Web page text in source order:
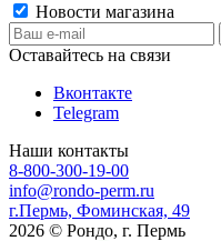
Новости магазина
Оставайтесь на связи
Вконтакте
Telegram
Наши контакты
8-800-300-19-00
info@rondo-perm.ru
г.Пермь, Фоминская, 49
2026 © Рондо, г. Пермь